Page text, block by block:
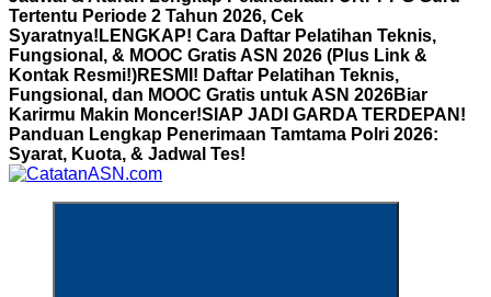
Tertentu Periode 2 Tahun 2026, Cek
Syaratnya! LENGKAP! Cara Daftar Pelatihan Teknis,
Fungsional, & MOOC Gratis ASN 2026 (Plus Link &
Kontak Resmi!)RESMI! Daftar Pelatihan Teknis,
Fungsional, dan MOOC Gratis untuk ASN 2026Biar
Karirmu Makin Moncer!SIAP JADI GARDA TERDEPAN!
Panduan Lengkap Penerimaan Tamtama Polri 2026:
Syarat, Kuota, & Jadwal Tes!